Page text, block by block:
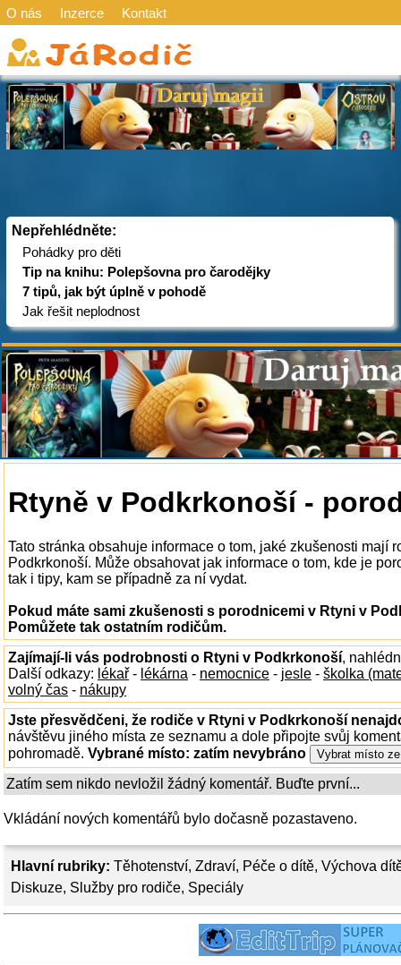
O nás Inzerce Kontakt
Nepřehlédněte:
Pohádky pro děti
Tip na knihu: Polepšovna pro čarodějky
7 tipů, jak být úplně v pohodě
Jak řešit neplodnost
Hlavní rubriky: Těhotenství, Zdraví, Péče o dítě, Výchova
Diskuze, Služby pro rodiče, Speciály
Rtyně v Podkrkonoší -
Tato stránka obsahuje informace o tom, jaké zkušenosti mají
Podkrkonoší. Může obsahovat jak informace o tom, kde je
tak i tipy, kam se případně za ní vydat.
Pokud máte sami zkušenosti s porodnicemi v Rtyni v
Pomůžete tak ostatním rodičům.
Zajímají-li vás podrobnosti o Rtyni v Podkrkonoší,
Další odkazy: lékař - lékárna - nemocnice - jesle - školka
volný čas - nákupy
Jste přesvědčeni, že rodiče v Rtyni v Podkrkonoší
návštěvu jiného místa ze seznamu a dole připojte svůj
pohromadě. Vybrané místo: zatím nevybráno
Zatím sem nikdo nevložil žádný komentář. Buďte první...
Vkládání nových komentářů bylo dočasně pozastaveno.